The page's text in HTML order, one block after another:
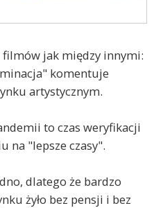
filmów jak między innymi:
komentuje
artystycznym.
to czas weryfikacji
na "lepsze czasy".
dlatego że bardzo
żyło bez pensji i bez